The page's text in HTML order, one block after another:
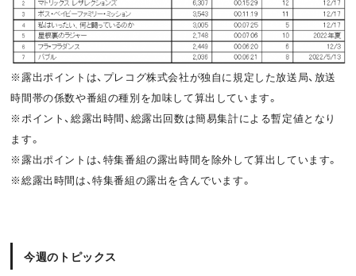
t
e
r
e
b
o
o
c
a
s
t
※露出ポイントは、プレコグ株式会社が独自に規定した放送局、放送
時間帯の係数や番組の種別を加味して算出しています。
※ポイント、総露出時間、総露出回数は簡易集計による暫定値となり
ます。
※露出ポイントは、特集番組の露出時間を除外して算出しています。
※総露出時間は、特集番組の露出を含んでいます。
今週のトピックス